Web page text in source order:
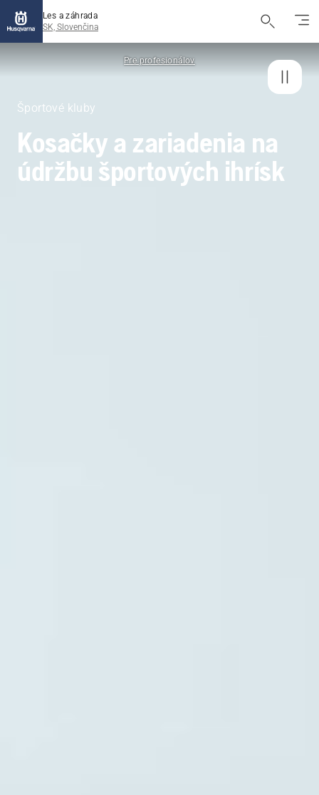
Les a záhrada
SK, Slovenčina
Pre profesionálov
Športové kluby
Kosačky a zariadenia na
údržbu športových ihrísk